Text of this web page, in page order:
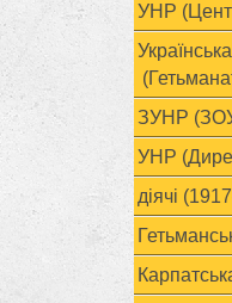
УНР
ЗУНР
УНР
діячі